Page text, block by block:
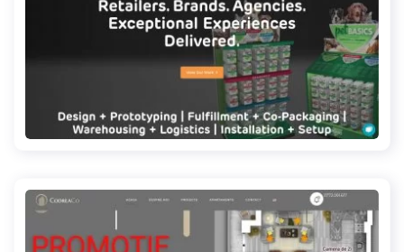
instoredesigndisplay.com